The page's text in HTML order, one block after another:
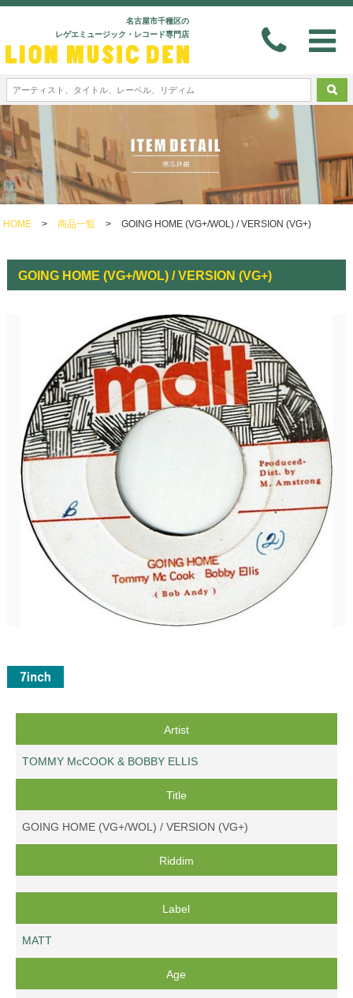
名古屋市千種区の
レゲエミュージック・レコード専門店
HOME > 商品一覧 > GOING HOME (VG+/WOL) / VERSION (VG+)
GOING HOME (VG+/WOL) / VERSION (VG+)
Artist
TOMMY McCOOK & BOBBY ELLIS
Title
GOING HOME (VG+/WOL) / VERSION (VG+)
Riddim
Label
MATT
Age